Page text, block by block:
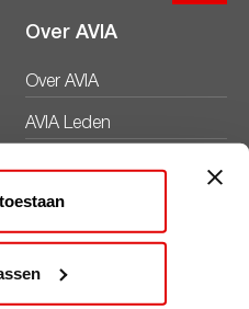
Over AVIA
Over AVIA
AVIA Leden
Nieuws
Duurzaamheid
Werken bij